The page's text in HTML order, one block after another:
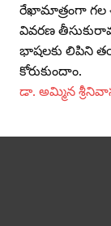
రేఖామాత్రంగా గల
వివరణ
భాషలకు లిపిని
కోరుకుందాం.
డా. అమ్మిన